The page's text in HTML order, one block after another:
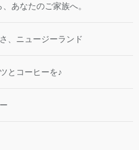
あなたのご家族へ。
、ニュージーランド
とコーヒーを♪